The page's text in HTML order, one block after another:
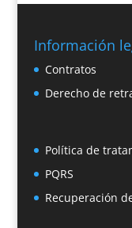
Información
Contratos
Derecho de
Política de
PQRS
Recuperación